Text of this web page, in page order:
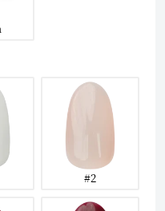
#2